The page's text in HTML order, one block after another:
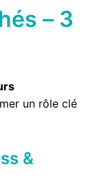
– 3
un rôle clé
&